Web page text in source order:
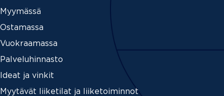
Myymässä
Ostamassa
Vuokraamassa
Palveluhinnasto
Ideat ja vinkit
Myytävät liiketilat ja liiketoiminnot